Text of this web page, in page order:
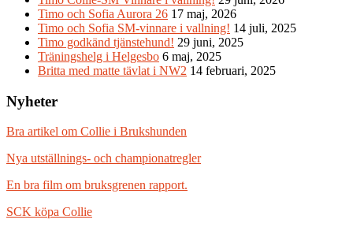
Timo och Sofia Aurora 26 17 maj, 2026
Timo och Sofia SM-vinnare i vallning! 14 juli, 2025
Timo godkänd tjänstehund! 29 juni, 2025
Träningshelg i Helgesbo 6 maj, 2025
Britta med matte tävlat i NW2 14 februari, 2025
Nyheter
Bra artikel om Collie i Brukshunden
Nya utställnings- och championatregler
En bra film om bruksgrenen rapport.
SCK köpa Collie